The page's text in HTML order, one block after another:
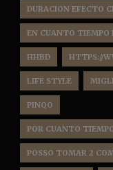
DURACION EFECTO
EN CUANTO TIEMPO
HHBD HTTPS://
LIFE STYLE
PINQO
POR CUANTO
POSSO TOMAR 2